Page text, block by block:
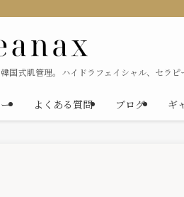
式肌管理。ハイドラフェイシャル、セラ
よくある質問 ブログ ギ